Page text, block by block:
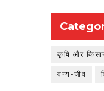
कृषि और
वन्य-जीव